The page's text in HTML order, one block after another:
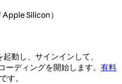
Apple Silicon）
動し、サインインして、
ーディングを開始します。 有料
す。